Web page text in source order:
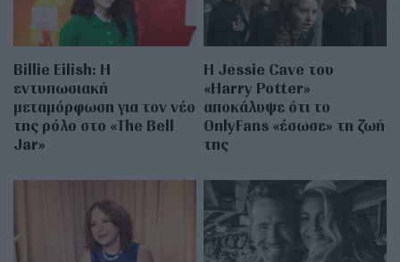
Billie Eilish: Η
εντυπωσιακή
μεταμόρφωση για τον νέο
της ρόλο στο «The Bell
Jar»
Η Jessie Cave του
«Harry Potter»
αποκάλυψε ότι το
OnlyFans «έσωσε» τη ζωή
της